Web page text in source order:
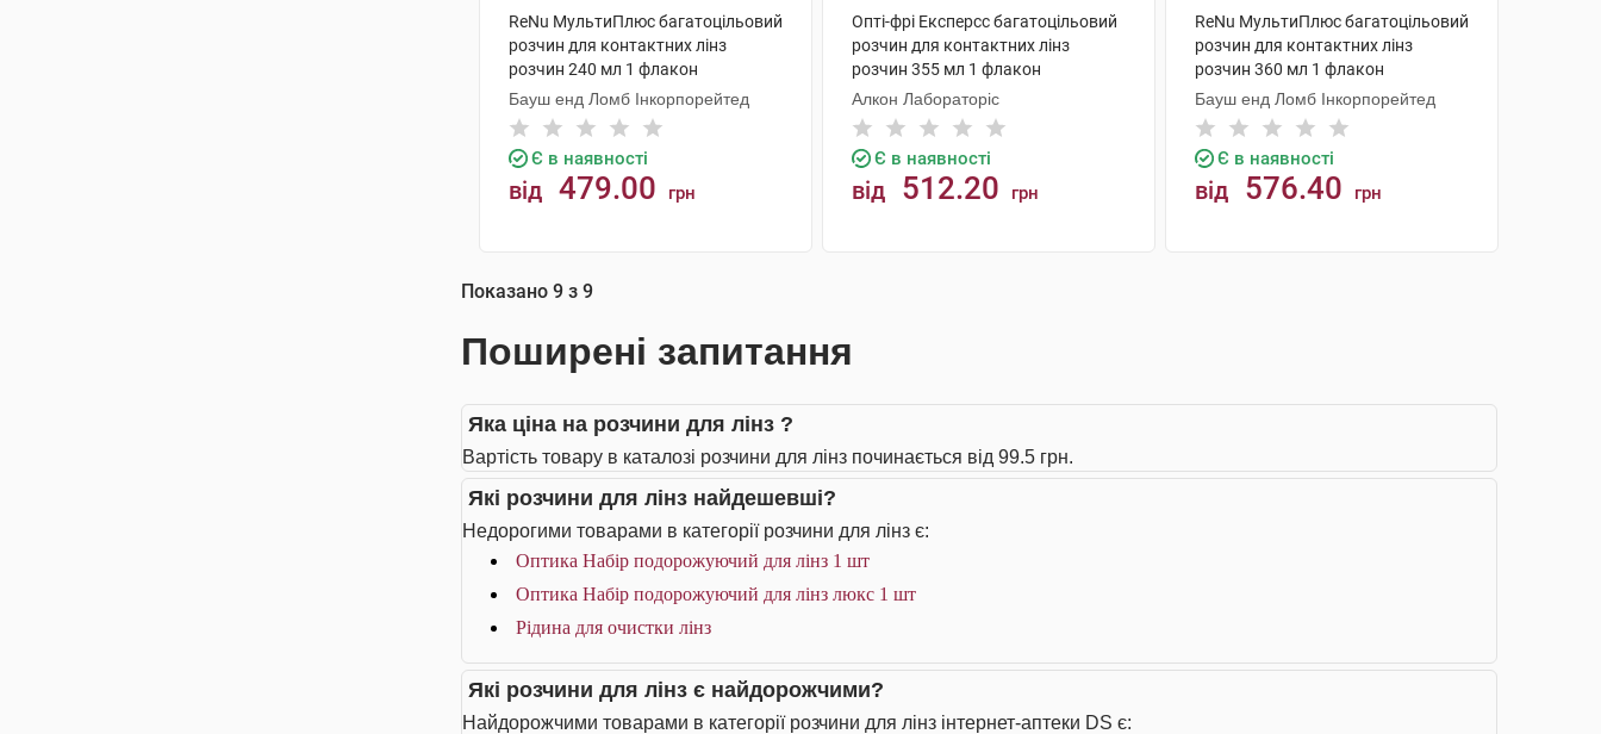
ReNu МультиПлюс багатоцільовий
розчин для контактних лінз
розчин 240 мл 1 флакон
Бауш енд Ломб Інкорпорейтед
Є в наявності
від 479.00 грн
Опті-фрі Експерсс багатоцільовий
розчин для контактних лінз
розчин 355 мл 1 флакон
Алкон Лабораторіс
Є в наявності
від 512.20 грн
ReNu МультиПлюс багатоцільовий
розчин для контактних лінз
розчин 360 мл 1 флакон
Бауш енд Ломб Інкорпорейтед
Є в наявності
від 576.40 грн
Показано 9 з 9
Поширені запитання
Яка ціна на розчини для лінз ?
Вартість товару в каталозі розчини для лінз починається від 99.5 грн.
Які розчини для лінз найдешевші?
Недорогими товарами в категорії розчини для лінз є:
Оптика Набір подорожуючий для лінз 1 шт
Оптика Набір подорожуючий для лінз люкс 1 шт
Рідина для очистки лінз
Які розчини для лінз є найдорожчими?
Найдорожчими товарами в категорії розчини для лінз інтернет-аптеки DS є: